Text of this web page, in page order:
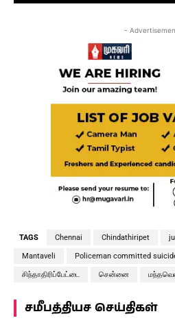
-
TAGS Chennai Chindathiripet
Mantaveli Policeman committed
சிந்தாதிரிப்பேட்டை சென்னை
சமீபத்தியச செய்திகள்